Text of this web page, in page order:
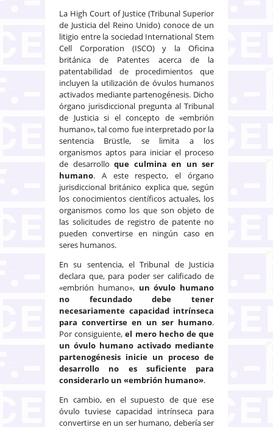
La High Court of Justice (Tribunal Superior
de Justicia del Reino Unido) conoce de un
litigio entre la sociedad International Stem
Cell Corporation (ISCO) y la Oficina
británica de Patentes acerca de la
patentabilidad de procedimientos que
incluyen la utilización de óvulos humanos
activados mediante partenogénesis. Dicho
órgano jurisdiccional pregunta al Tribunal
de Justicia si el concepto de «embrión
humano», tal como fue interpretado por la
sentencia Brüstle, se limita a los
organismos aptos para iniciar el proceso
de desarrollo que culmina en un ser
humano. A este respecto, el órgano
jurisdiccional británico explica que, según
los conocimientos científicos actuales, los
organismos como los que son objeto de
las solicitudes de registro de patente no
pueden convertirse en ningún caso en
seres humanos.
En su sentencia, el Tribunal de Justicia
declara que, para poder ser calificado de
«embrión humano», un óvulo humano
no fecundado debe tener
necesariamente capacidad intrínseca
para convertirse en un ser humano.
Por consiguiente,el mero hecho de que
un óvulo humano activado mediante
partenogénesis inicie un proceso de
desarrollo no es suficiente para
considerarlo un «embrión humano».
En cambio, en el supuesto de que ese
óvulo tuviese capacidad intrínseca para
convertirse en un ser humano, debería ser